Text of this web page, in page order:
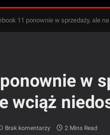
11 ponownie w sprzedaży, ale
w
wciąż
Brak komentarzy 2 Mins Read